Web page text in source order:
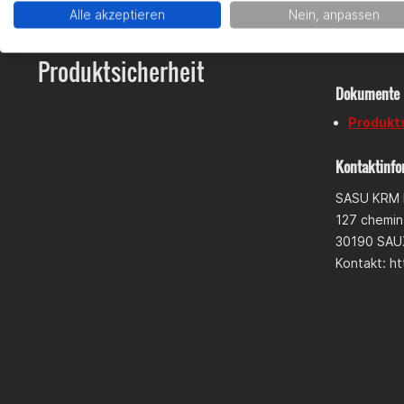
KRM
KRM
KRM
KRM
Tuning >
Ersatzteile
Produktsicherheit
Dokumente
SASU
127
30190
Kontakt:
Alle akzeptieren Nein, anpassen